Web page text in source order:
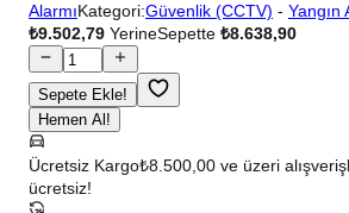
AlarmıKategori:Güvenlik (CCTV) - Yangın
₺9.502,79 YerineSepette ₺8.638,90
Sepete Ekle!
Hemen Al!
Ücretsiz Kargo₺8.500,00 ve üzeri
ücretsiz!